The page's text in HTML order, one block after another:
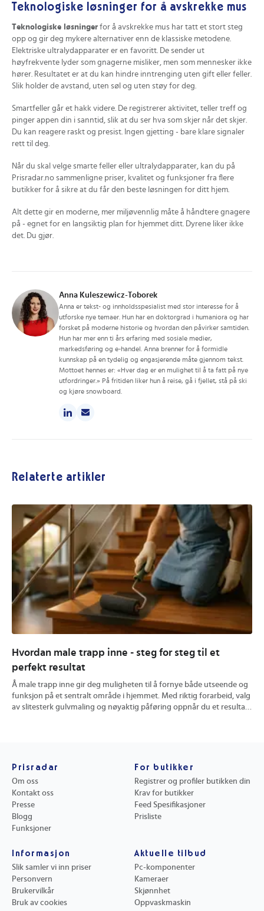
Teknologiske løsninger for å avskrekke mus
Teknologiske løsninger for å avskrekke mus har tatt et stort steg
opp og gir deg mykere alternativer enn de klassiske metodene.
Elektriske ultralydapparater er en favoritt. De sender ut
høyfrekvente lyder som gnagerne misliker, men som mennesker ikke
hører. Resultatet er at du kan hindre inntrenging uten gift eller feller.
Slik holder de avstand, uten søl og uten støy for deg.
Smartfeller går et hakk videre. De registrerer aktivitet, teller treff og
pinger appen din i sanntid, slik at du ser hva som skjer når det skjer.
Du kan reagere raskt og presist. Ingen gjetting - bare klare signaler
rett til deg.
Når du skal velge smarte feller eller ultralydapparater, kan du på
Prisradar.no sammenligne priser, kvalitet og funksjoner fra flere
butikker for å sikre at du får den beste løsningen for ditt hjem.
Alt dette gir en moderne, mer miljøvennlig måte å håndtere gnagere
på - egnet for en langsiktig plan for hjemmet ditt. Dyrene liker ikke
det. Du gjør.
Anna Kuleszewicz-Toborek
Anna er tekst- og innholdsspesialist med stor interesse for å
utforske nye temaer. Hun har en doktorgrad i humaniora og har
forsket på moderne historie og hvordan den påvirker samtiden.
Hun har mer enn ti års erfaring med sosiale medier,
markedsføring og e-handel. Anna brenner for å formidle
kunnskap på en tydelig og engasjerende måte gjennom tekst.
Mottoet hennes er: «Hver dag er en mulighet til å ta fatt på nye
utfordringer.» På fritiden liker hun å reise, gå i fjellet, stå på ski
og kjøre snowboard.
Relaterte artikler
Hvordan male trapp inne - steg for steg til et
perfekt resultat
Å male trapp inne gir deg muligheten til å fornye både utseende og
funksjon på et sentralt område i hjemmet. Med riktig forarbeid, valg
av slitesterk gulvmaling og nøyaktig påføring oppnår du et resultat
Prisradar
Om oss
Kontakt oss
Presse
Blogg
Funksjoner
For butikker
Registrer og profiler butikken din
Krav for butikker
Feed Spesifikasjoner
Prisliste
Informasjon
Slik samler vi inn priser
Personvern
Brukervilkår
Bruk av cookies
Aktuelle tilbud
Pc-komponenter
Kameraer
Skjønnhet
Oppvaskmaskin